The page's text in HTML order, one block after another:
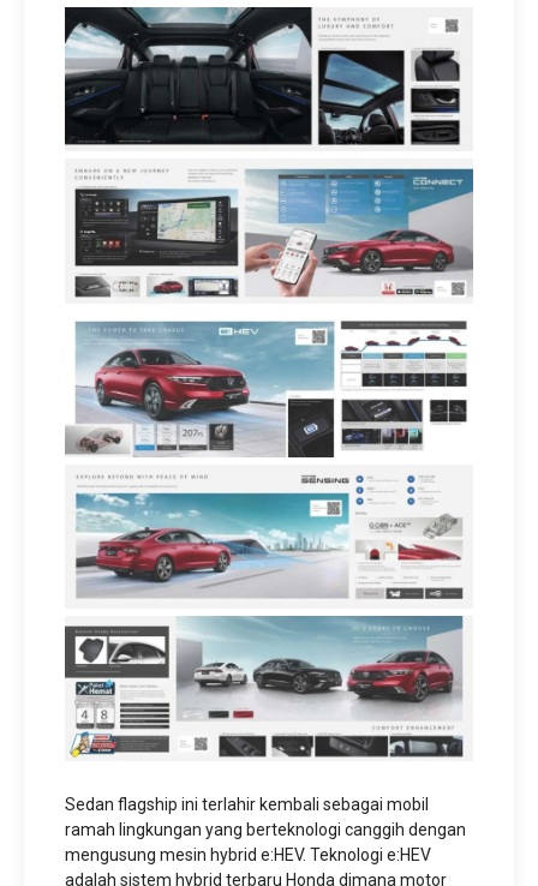
Sedan flagship ini terlahir kembali sebagai mobil
ramah lingkungan yang berteknologi canggih dengan
mengusung mesin hybrid e:HEV. Teknologi e:HEV
adalah sistem hybrid terbaru Honda dimana motor